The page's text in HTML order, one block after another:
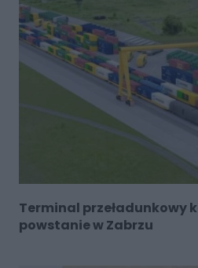
Terminal przeładunkowy
powstanie w Zabrzu